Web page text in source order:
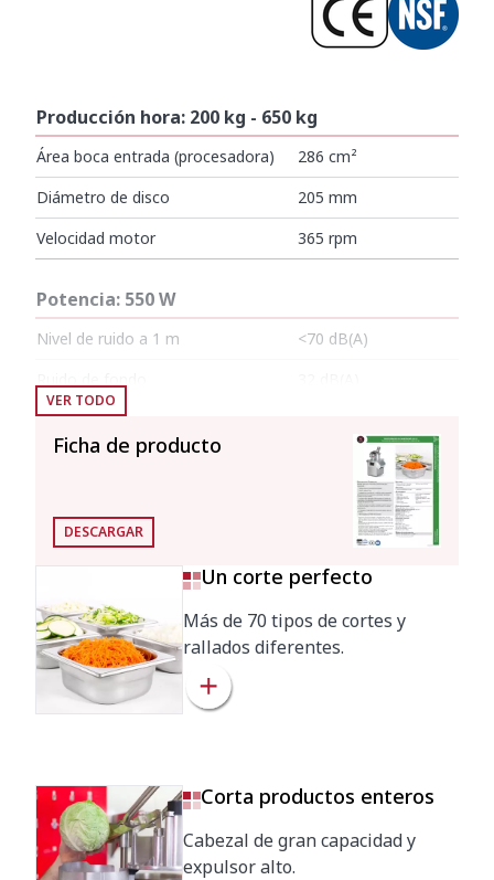
Producción hora: 200 kg - 650 kg
Área boca entrada (procesadora)
286 cm²
Diámetro de disco
205 mm
Velocidad motor
365 rpm
Potencia: 550 W
Nivel de ruido a 1 m
<70 dB(A)
Dimensiones exteriores
Fondo
Alto
Peso neto 24 kg
Dimensiones del embalaje
Peso bruto
VER TODO
Ficha de producto
DESCARGAR
Un corte perfecto
Más de 70 tipos de cortes y
rallados diferentes.
Corta productos enteros
Cabezal de gran capacidad y
expulsor alto.